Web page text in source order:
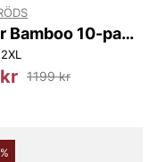
Bamboo 10-pack
Leg
2XL
1199 kr